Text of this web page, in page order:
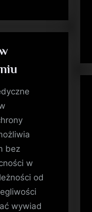
bez
w
od
wywiad